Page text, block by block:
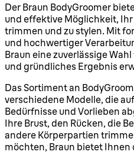
Der Braun BodyGroomer
und effektive Möglichkeit,
trimmen und zu stylen. Mit
und hochwertiger
Braun eine zuverlässige
und gründliches Ergebnis
Das Sortiment an
verschiedene Modelle, die
Bedürfnisse und Vorlieben
Ihre Brust, den Rücken, die
andere Körperpartien
möchten, Braun bietet Ihnen